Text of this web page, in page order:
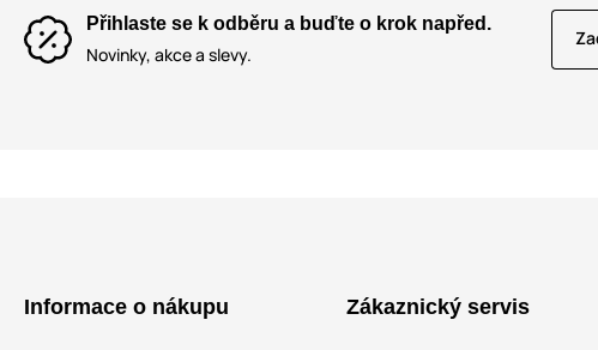
Přihlaste se k odběru a buďte o krok napřed.
Novinky, akce a slevy.
Informace o nákupu Zákaznický servis